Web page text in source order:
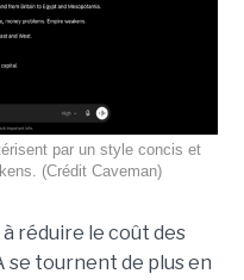
par un style concis et
(Crédit Caveman)
réduire le coût des
se tournent de plus en